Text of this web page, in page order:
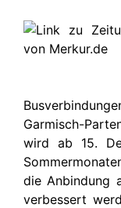
Garmisch-
wird ab 15.
die Anbindung
verbessert